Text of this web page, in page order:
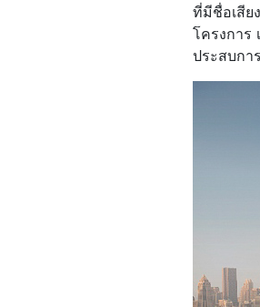
ที่มีชื่อเสีย
โครงการ
ประสบกา